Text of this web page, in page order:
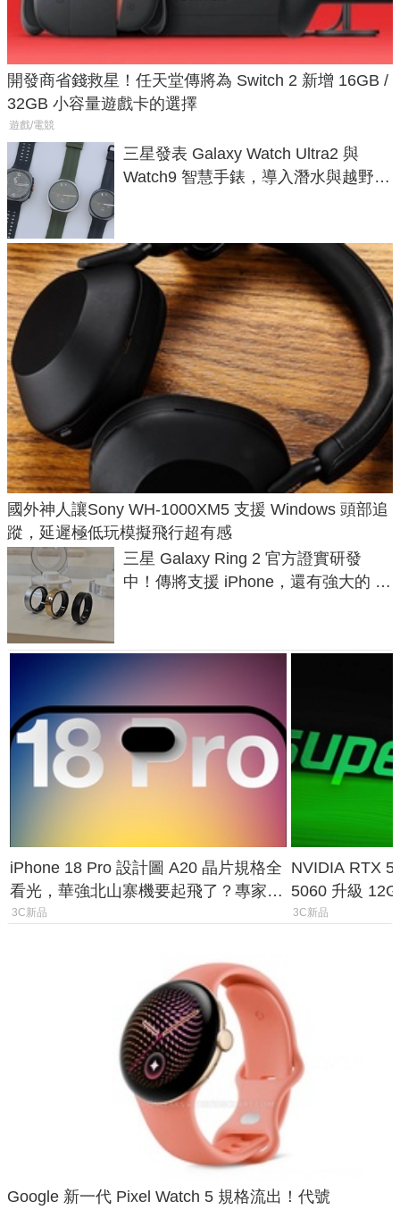
開發商省錢救星！任天堂傳將為 Switch 2 新增 16GB /
32GB 小容量遊戲卡的選擇
遊戲/電競
三星發表 Galaxy Watch Ultra2 與
Watch9 智慧手錶，導入潛水與越野跑
國外神人讓Sony WH-1000XM5 支援 Windows 頭部追
蹤，延遲極低玩模擬飛行超有感
三星 Galaxy Ring 2 官方證實研發
中！傳將支援 iPhone，還有強大的 AI
iPhone 18 Pro 設計圖 A20 晶片規格全
看光，華強北山寨機要起飛了？專家曝
山寨機無法復刻兩大關鍵
3C新品
NVIDIA RTX
5060 升級
次規格終於不
3C新品
Google 新一代 Pixel Watch 5 規格流出！代號